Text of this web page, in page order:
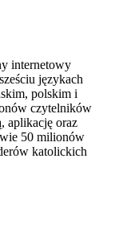
internetowy
językach
polskim i
czytelników
aplikację oraz
50 milionów
katolickich